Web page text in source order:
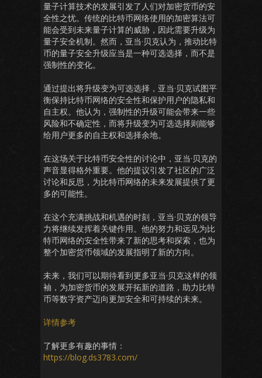
量子计算技术的发展引发了人们对加密货币的安
全性之忧。传统的比特币网络使用的加密算法可
能会受到未来量子计算的威胁，因此需要升级为
量子安全机制。然而，亚当·贝克认为，推动比特
币的量子安全升级应当是一种可选选择，而不是
强制性的变化。
通过提出将升级变为可选选择，亚当·贝克试图平
衡保持比特币网络的安全性和保护用户的隐私和
自主权。他认为，强制性的升级可能会带来一些
风险和不确定性，而将升级变为可选选择则能够
给用户更多的自主权和选择余地。
在这场关于比特币安全性的讨论中，亚当·贝克的
声音显得格外重要。他的提议引发了社区的广泛
讨论和反思，为比特币网络的未来发展提供了更
多的可能性。
在这个充满挑战和机遇的时刻，亚当·贝克的领导
力将继续发挥着关键作用。他的努力和远见为比
特币网络的安全性带来了新的思考和探索，也为
整个加密货币领域的发展指明了新的方向。
未来，我们可以期待看到更多亚当·贝克这样的领
袖，为加密货币的发展开拓新的道路，助力比特
币等数字资产迈向更加安全和可持续的未来。
详情参考
了解更多有趣的事情：
https://blog.ds3783.com/